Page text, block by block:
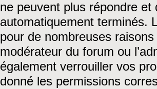
ne peuvent plus répondre
automatiquement terminés.
pour de nombreuses
modérateur du forum ou
également verrouiller vos
donné les permissions